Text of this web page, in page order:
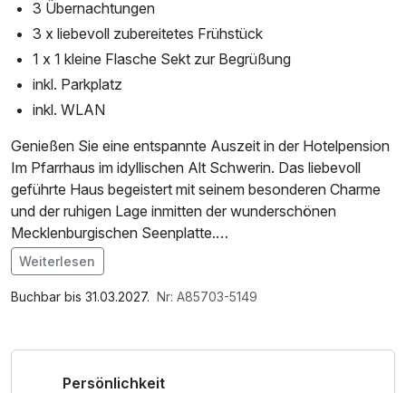
3 Übernachtungen
3 x liebevoll zubereitetes Frühstück
1 x 1 kleine Flasche Sekt zur Begrüßung
inkl. Parkplatz
inkl. WLAN
Genießen Sie eine entspannte Auszeit in der Hotelpension
Im Pfarrhaus im idyllischen Alt Schwerin. Das liebevoll
geführte Haus begeistert mit seinem besonderen Charme
und der ruhigen Lage inmitten der wunderschönen
Mecklenburgischen Seenplatte.
Freuen Sie sich auf entspannte Übernachtungen inklusive
liebevoll zubereitetem Frühstück, das Ihnen einen
Im Angebot enthalten
Parkplatz, W-LAN Nutzung / Internetnutzung
Weiterlesen
Buchbar bis 31.03.2027. Nr: A85703-5149
Persönlichkeit